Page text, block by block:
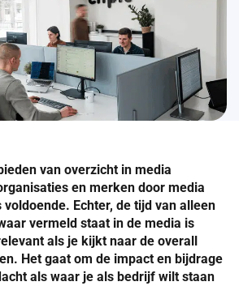
van overzicht in media
en merken door media
Echter, de tijd van alleen
vermeld staat in de media is
als je kijkt naar de overall
Het gaat om de impact en bijdrage
als waar je als bedrijf wilt staan